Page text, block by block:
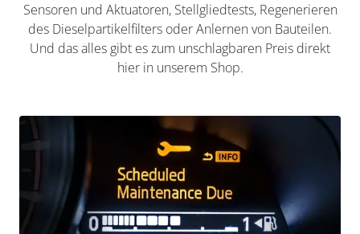
Sensoren und Aktuatoren, Stellgliedtests, Regenerieren
des Dieselpartikelfilters oder Anlernen von Bauteilen.
Und das alles gibt es zum unschlagbaren Preis direkt
hier in unserem Shop.